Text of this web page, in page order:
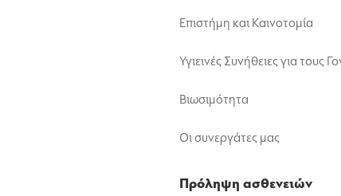
Επιστήμη και Καινοτομία
Υγιεινές Συνήθειες για τους
Βιωσιμότητα
Οι συνεργάτες μας
Πρόληψη ασθενειών